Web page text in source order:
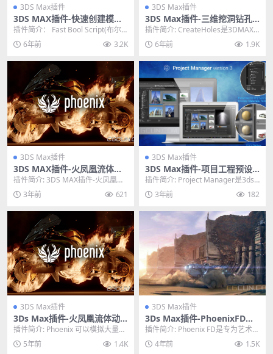
3DS Max插件
3DS MAX插件-快速创建模型
布尔插件 Fast Bool Script 1.
0 含使用教程
插件简介： Fast Bool Script(布尔
效果创建3dsmax插件)是一...
6年前 3.2K
3DS Max插件
3DS Max插件-三维挖洞钻孔
插件 Create Holes v1.3 For
3DS Max 2016–2021
插件简介: CreateHoles是3DMAX
的插件，用于从选定顶点或多边形
创建...6年前 1.9K
3DS Max插件
3DS MAX插件-火凤凰流体烟
雾火焰模拟动力学插件 Phoen
ix FD V5.10.00
插件简介: 3DS MAX插件-火凤凰流
体烟雾火焰模拟动力学插件 Phoeni
x... 3年前 621
3DS Max插件
3DS Max插件-项目工程预设
预览管理插件 Project Manag
er v3.20.25
插件简介: Project Manager是3ds
Max软件的一款插件，提供了...
3年前 182
3DS Max插件
3Ds Max插件-火凤凰流体动
力学爆炸烟雾特效模拟插件 P
hoenix FD 4.41.00
插件简介: Phoenix 可以模拟大量特
效，包括火焰，烟雾，液体，爆
炸，海洋，...
5年前 1.4K
3DS Max插件
3Ds Max插件-PhoenixFD火
凤凰流体动力学模拟插件 Pho
enix FD V5.00.00 破解版
插件简介: Phoenix FD是专为艺术家
打造的全能流体动力学插件，可以
模拟真...
4年前 1.5K